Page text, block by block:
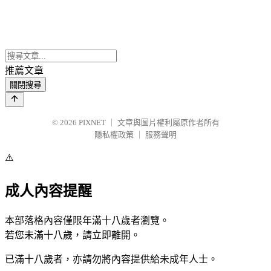
推薦文章
關閉搜尋
© 2026 PIXNET
文章與圖片權利屬原作者所有
隱私權政策
服務聲明
⚠️
成人內容提醒
本部落格內容僅限年滿十八歲者瀏覽。
若您未滿十八歲，請立即離開。
已滿十八歲者，亦請勿將內容提供給未成年人士。